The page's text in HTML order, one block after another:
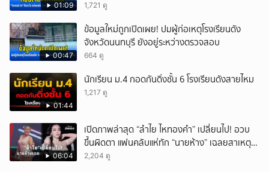
01:09 1,721 ดู
00:47
ข้อมูลใหม่ถูกเปิดเผย! ปมผู้ก่อเหตุโรงเรียนดัง
จังหวัดนนทบุรี ยังอยู่ระหว่างตรวจสอบ
664 ดู
01:44
นักเรียน ม.4 กอดกันดิ่งชั้น 6 โรงเรียนดังสายไหม
1,217 ดู
06:04
เปิดภาพล่าสุด “ลำไย ไหทองคำ” เปลี่ยนไป! อวบ
ขึ้นผิดตา แฟนคลับแห่ทัก “นายห้าง” เฉลยสาเหตุ
ชัด!
2,204 ดู